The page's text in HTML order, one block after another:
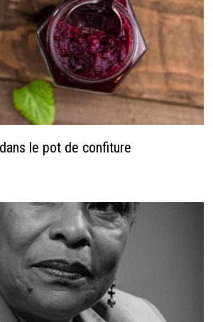
le pot de confiture